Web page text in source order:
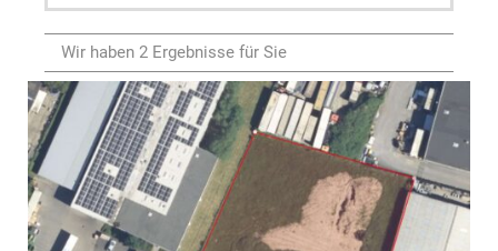
Wir haben 2 Ergebnisse für Sie